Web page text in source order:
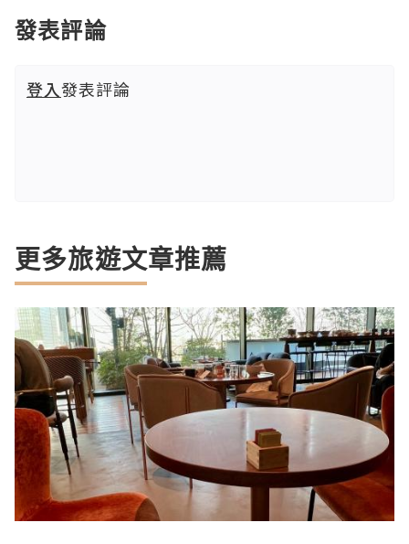
發表評論
登入發表評論
更多旅遊文章推薦